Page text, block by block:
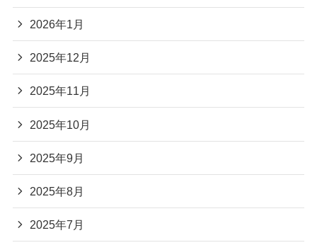
2026年1月
2025年12月
2025年11月
2025年10月
2025年9月
2025年8月
2025年7月